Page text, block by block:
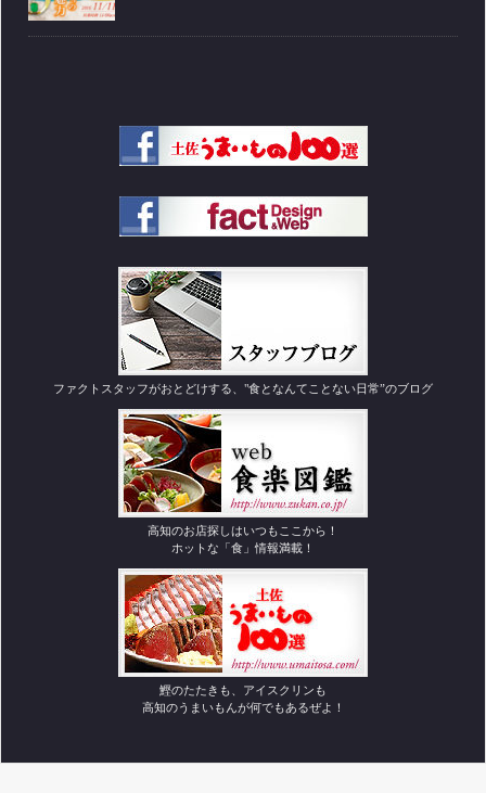
ファクトスタッフがおとどけする、"食となんてことない日常”のブログ
高知のお店探しはいつもここから！
ホットな「食」情報満載！
鰹のたたきも、アイスクリンも
高知のうまいもんが何でもあるぜよ！